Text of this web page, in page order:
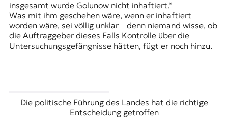
t
e
u
r
o
insgesamt wurde Golunow nicht inhaftiert.“
Was mit ihm geschehen wäre, wenn er inhaftiert
worden wäre, sei völlig unklar – denn niemand wisse, ob
die Auftraggeber dieses Falls Kontrolle über die
Untersuchungsgefängnisse hätten, fügt er noch hinzu.
Die politische Führung des Landes hat die richtige
Entscheidung getroffen